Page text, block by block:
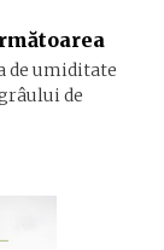
de umiditate
de